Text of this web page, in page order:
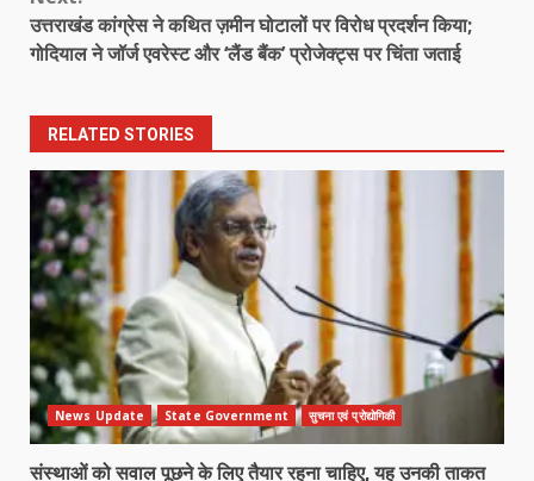
उत्तराखंड कांग्रेस ने कथित ज़मीन घोटालों पर विरोध प्रदर्शन किया;
गोदियाल ने जॉर्ज एवरेस्ट और ‘लैंड बैंक’ प्रोजेक्ट्स पर चिंता जताई
RELATED STORIES
News Update State Government सुचना एवं प्रोद्योगिकी
संस्थाओं को सवाल पूछने के लिए तैयार रहना चाहिए, यह उनकी ताकत